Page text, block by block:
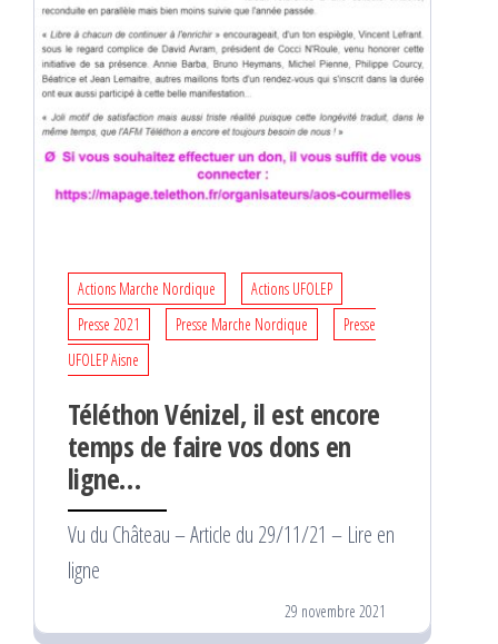
Actions Marche Nordique
Actions UFOLEP
Presse 2021
Presse Marche Nordique
Presse
UFOLEP Aisne
Téléthon Vénizel, il est encore
temps de faire vos dons en
ligne…
Vu du Château – Article du 29/11/21 – Lire en
ligne
29 novembre 2021